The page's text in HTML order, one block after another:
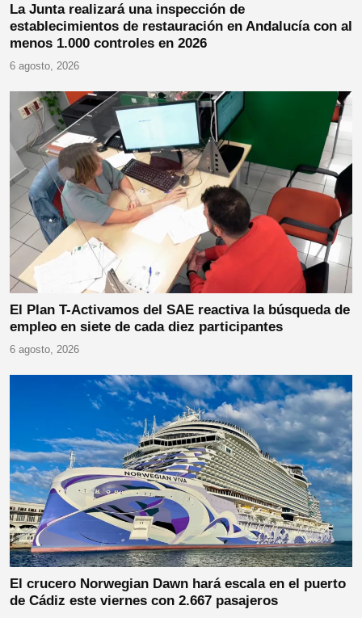
La Junta realizará una inspección de
establecimientos de restauración en Andalucía con al
menos 1.000 controles en 2026
6 agosto, 2026
El Plan T-Activamos del SAE reactiva la búsqueda de
empleo en siete de cada diez participantes
6 agosto, 2026
El crucero Norwegian Dawn hará escala en el puerto
de Cádiz este viernes con 2.667 pasajeros